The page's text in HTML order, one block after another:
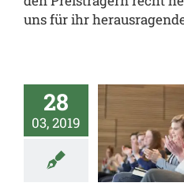
uns für ihr
28
03, 2019